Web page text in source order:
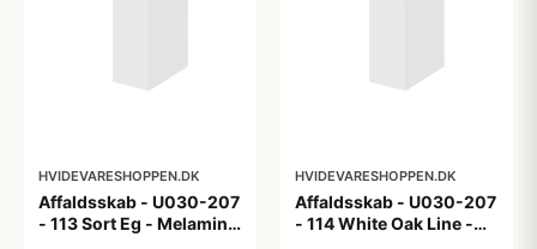
HVIDEVARESHOPPEN.DK
Affaldsskab - U030-207
- 113 Sort Eg - Melamin,
HVIDEVARESHOPPEN.DK
Affaldsskab - U030-207
- 114 White Oak Line -